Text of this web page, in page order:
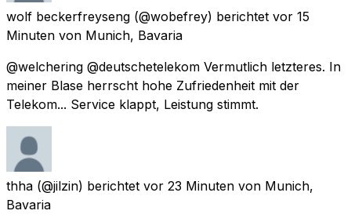
wolf beckerfreyseng (@wobefrey) berichtet vor 15
Minuten von Munich, Bavaria
@welchering @deutschetelekom Vermutlich letzteres. In
meiner Blase herrscht hohe Zufriedenheit mit der
Telekom... Service klappt, Leistung stimmt.
thha (@jilzin) berichtet vor 23 Minuten von Munich,
Bavaria